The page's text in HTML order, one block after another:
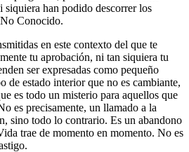
siquiera han podido descorrer los
Conocido.
en este contexto del que te
tu aprobación, ni tan siquiera tu
ser expresadas como pequeño
de estado interior que no es cambiante,
es todo un misterio para aquellos que
es precisamente, un llamado a la
sino todo lo contrario. Es un abandono
trae de momento en momento. No es